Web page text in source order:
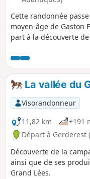
Cette randonnée
moyen-âge de Gaston
part à la découverte
La vallée du
Visorandonneur
11,82 km
+191
Départ à Gerderest
Découverte de la
ainsi que de ses
Grand Lées.